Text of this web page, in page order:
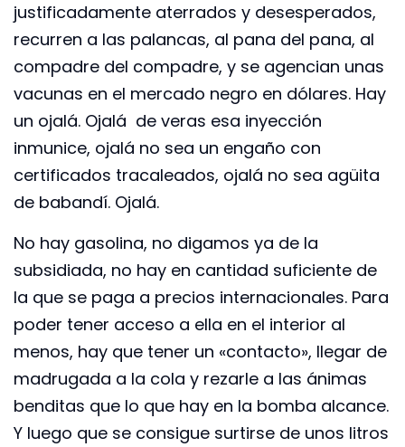
justificadamente aterrados y desesperados,
recurren a las palancas, al pana del pana, al
compadre del compadre, y se agencian unas
vacunas en el mercado negro en dólares. Hay
un ojalá. Ojalá de veras esa inyección
inmunice, ojalá no sea un engaño con
certificados tracaleados, ojalá no sea agüita
de babandí. Ojalá.
No hay gasolina, no digamos ya de la
subsidiada, no hay en cantidad suficiente de
la que se paga a precios internacionales. Para
poder tener acceso a ella en el interior al
menos, hay que tener un «contacto», llegar de
madrugada a la cola y rezarle a las ánimas
benditas que lo que hay en la bomba alcance.
Y luego que se consigue surtirse de unos litros